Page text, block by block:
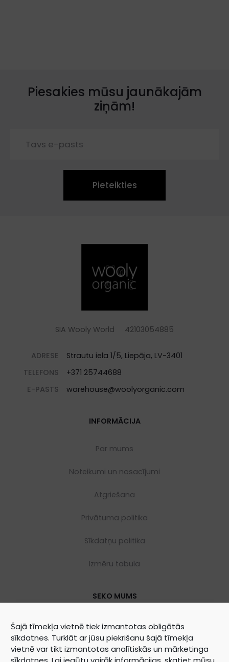
Šajā tīmekļa vietnē tiek izmantotas obligātās
sīkdatnes. Turklāt ar jūsu piekrišanu šajā tīmekļa
vietnē var tikt izmantotas analītiskās un mārketinga
Piesakies mūsu jaunākajām
ziņām!
Pieteikties
SIA Wooly World 42103054885
ADRESE
Strautu iela 1/5, Liepāja, LV-3401
TELEFONS
+371 25744688
E-PASTS
warehouse@woolyorganic.com
INFORMĀCIJA
Par mums
Noteikumi un nosacījumi
Atgriešana
Privātuma politika
Sīkdatņu politika
Izmēru tabula
SEKO MUMS